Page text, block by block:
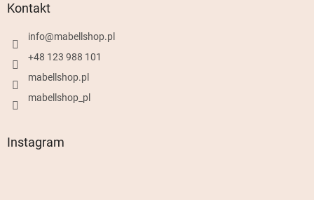
Kontakt
info@mabellshop.pl
+48 123 988 101
mabellshop.pl
mabellshop_pl
Instagram